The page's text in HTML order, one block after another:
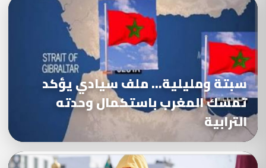
سبتة ومليلية… ملف سيادي يؤكد
تمسك المغرب باستكمال وحدته
الترابية